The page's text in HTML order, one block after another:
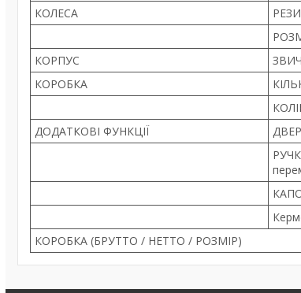
КОЛЕСА
КОРПУС
КОРОБКА
ДОДАТКОВІ ФУНКЦІЇ
КОРОБКА (БРУТТО / НЕТТО / РОЗМІР)